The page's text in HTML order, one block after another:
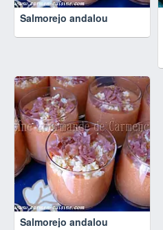
Salmorejo andalou
Salmorejo andalou